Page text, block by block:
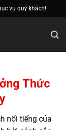
vụ quý khách!
Thức
nổi tiếng của